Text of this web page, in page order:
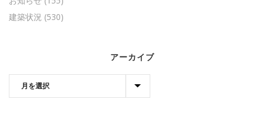
建築状況 (530)
アーカイブ